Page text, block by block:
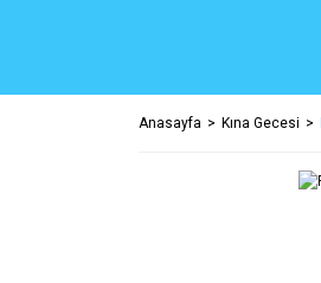
Anasayfa Kına Gecesi